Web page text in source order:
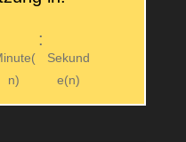
n)
:
Sekund
e(n)